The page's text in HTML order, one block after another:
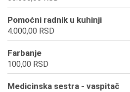
Pomoćni radnik u kuhinji
4.000,00 RSD
Farbanje
100,00 RSD
Medicinska sestra - vaspitač